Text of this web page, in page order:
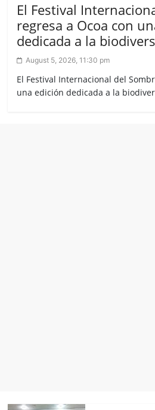
El Festival
regresa a Ocoa con
dedicada a la
August 5, 2026, 11:30 pm
El Festival Internacional del
una edición dedicada a la